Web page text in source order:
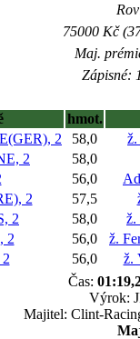
75000 Kč
Maj.
Zápisné:
hmot.
2
58,0 ž.
2
58,0
56,0
2
57,5
2
58,0 ž.
2
56,0 ž.
56,0 ž.
Čas:
Výrok:
Majitel: Clint-